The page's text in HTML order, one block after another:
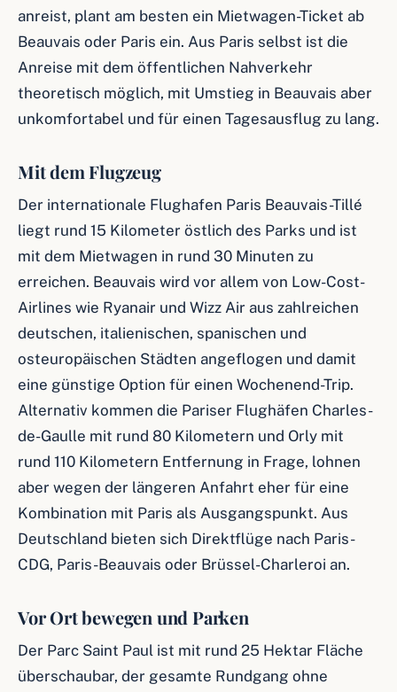
anreist, plant am besten ein Mietwagen-Ticket ab
Beauvais oder Paris ein. Aus Paris selbst ist die
Anreise mit dem öffentlichen Nahverkehr
theoretisch möglich, mit Umstieg in Beauvais aber
unkomfortabel und für einen Tagesausflug zu lang.
Mit dem Flugzeug
Der internationale Flughafen Paris Beauvais-Tillé
liegt rund 15 Kilometer östlich des Parks und ist
mit dem Mietwagen in rund 30 Minuten zu
erreichen. Beauvais wird vor allem von Low-Cost-
Airlines wie Ryanair und Wizz Air aus zahlreichen
deutschen, italienischen, spanischen und
osteuropäischen Städten angeflogen und damit
eine günstige Option für einen Wochenend-Trip.
Alternativ kommen die Pariser Flughäfen Charles-
de-Gaulle mit rund 80 Kilometern und Orly mit
rund 110 Kilometern Entfernung in Frage, lohnen
aber wegen der längeren Anfahrt eher für eine
Kombination mit Paris als Ausgangspunkt. Aus
Deutschland bieten sich Direktflüge nach Paris-
CDG, Paris-Beauvais oder Brüssel-Charleroi an.
Vor Ort bewegen und Parken
Der Parc Saint Paul ist mit rund 25 Hektar Fläche
überschaubar, der gesamte Rundgang ohne